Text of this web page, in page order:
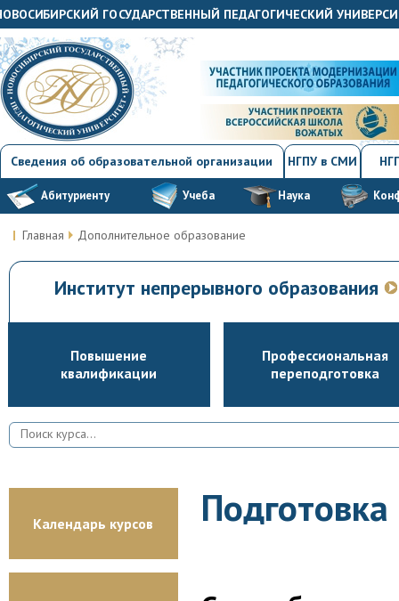
ГОСУДАРСТВЕННЫЙ ПЕДАГОГИЧЕСКИЙ
Сведения об образовательной организации НГПУ в СМИ
Абитуриенту Учеба Наука
Главная Дополнительное образование
Институт непрерывного образования
Повышение
квалификации
Профессиональная
переподготовка
Календарь курсов